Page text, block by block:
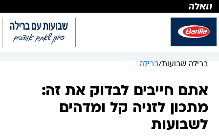
ברילה שבועות/ברילה
אתם חייבים לבדוק את זה:
מתכון לזניה קל ומדהים
לשבועות